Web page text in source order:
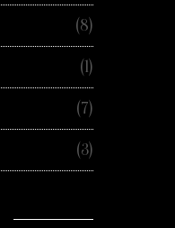
(8)
(1)
(7)
(3)